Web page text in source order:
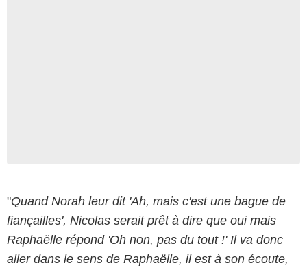
"Quand Norah leur dit 'Ah, mais c'est une bague de
fiançailles', Nicolas serait prêt à dire que oui mais
Raphaëlle répond 'Oh non, pas du tout !' Il va donc
aller dans le sens de Raphaëlle, il est à son écoute,